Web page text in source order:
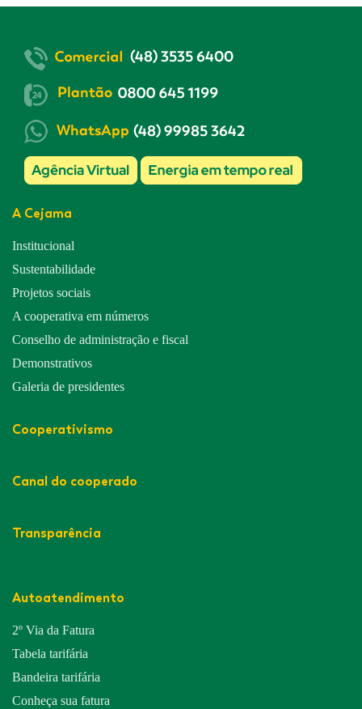
A Cejama
Institucional
Sustentabilidade
Projetos sociais
A cooperativa em números
Conselho de administração e fiscal
Demonstrativos
Galeria de presidentes
Cooperativismo
Canal do cooperado
Transparência
Autoatendimento
2º Via da Fatura
Tabela tarifária
Bandeira tarifária
Conheça sua fatura